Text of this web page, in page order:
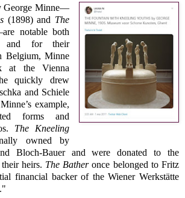
Minne—
(1898) and The
notable both
and for their
Belgium, Minne
at the Vienna
quickly drew
and Schiele
example,
forms and
The Kneeling
owned by
Bloch-Bauer and were donated to the
heirs. The Batheronce belonged to Fritz
financial backer of the Wiener Werkstätte